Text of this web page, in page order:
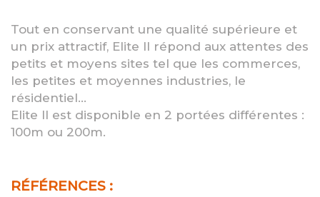
Tout en conservant une qualité supérieure et
un prix attractif, Elite II répond aux attentes des
petits et moyens sites tel que les commerces,
les petites et moyennes industries, le
résidentiel…
Elite II est disponible en 2 portées différentes :
100m ou 200m.
RÉFÉRENCES :